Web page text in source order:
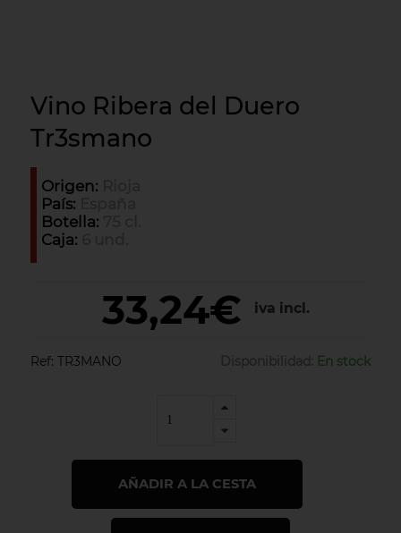
Vino Ribera del Duero
Tr3smano
Origen:
País:
Botella:
Caja:
33,24€ iva incl.
En stock
Ref: TR3MANO
AÑADIR A LA CESTA